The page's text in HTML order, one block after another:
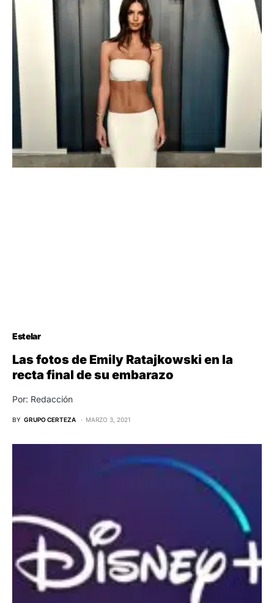
Estelar
Las fotos de Emily Ratajkowski en la
recta final de su embarazo
Por: Redacción
BY GRUPO CERTEZA MARZO 3, 2021